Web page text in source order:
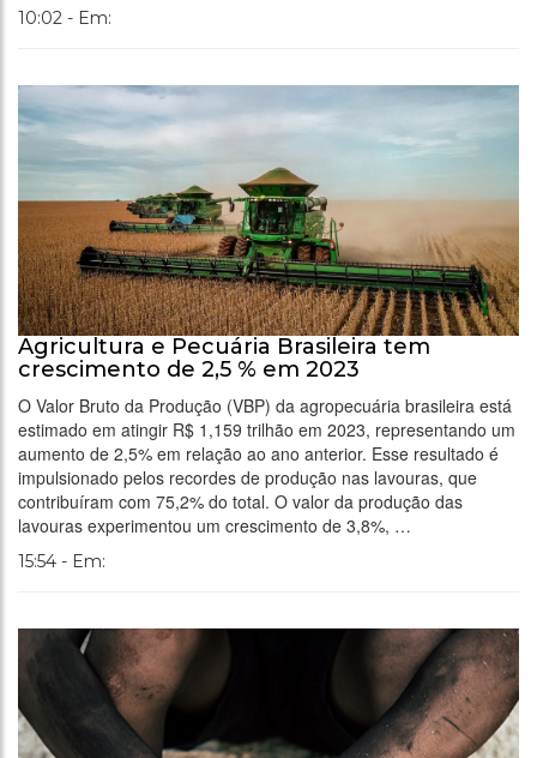
10:02 - Em:
Agricultura e Pecuária Brasileira tem
crescimento de 2,5 % em 2023
O Valor Bruto da Produção (VBP) da agropecuária brasileira está
estimado em atingir R$ 1,159 trilhão em 2023, representando um
aumento de 2,5% em relação ao ano anterior. Esse resultado é
impulsionado pelos recordes de produção nas lavouras, que
contribuíram com 75,2% do total. O valor da produção das
lavouras experimentou um crescimento de 3,8%, …
15:54 - Em: